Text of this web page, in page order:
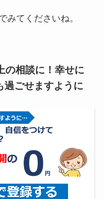
みてくださいね。
の相談に！幸せに
過ごせますように